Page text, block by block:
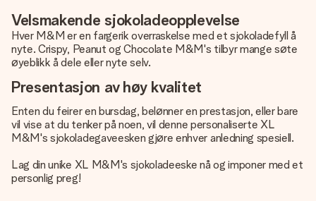
Velsmakende sjokoladeopplevelse
Hver M&M er en fargerik overraskelse med et sjokoladefyll å
nyte. Crispy, Peanut og Chocolate M&M's tilbyr mange søte
øyeblikk å dele eller nyte selv.
Presentasjon av høy kvalitet
Enten du feirer en bursdag, belønner en prestasjon, eller bare
vil vise at du tenker på noen, vil denne personaliserte XL
M&M's sjokoladegaveesken gjøre enhver anledning spesiell.
Lag din unike XL M&M's sjokoladeeske nå og imponer med et
personlig preg!